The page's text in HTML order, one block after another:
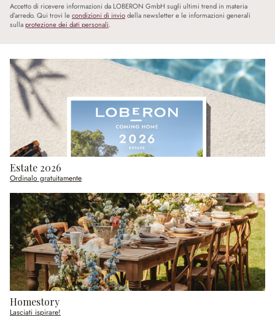
Accetto di ricevere informazioni da LOBERON GmbH sugli ultimi trend in materia
d’arredo. Qui trovi lecondizioni di inviodella newsletter e le informazioni generali
sullaprotezione dei dati personali.
Estate 2026
Ordinalo gratuitamente
Homestory
Lasciati ispirare!